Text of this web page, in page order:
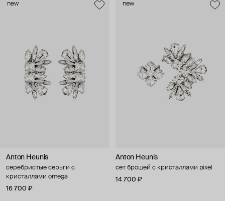
new
Anton Heunis
серебристые серьги с
кристаллами omega
16 700 ₽
new
Anton Heunis
сет брошей с кристаллами pixel
14 700 ₽